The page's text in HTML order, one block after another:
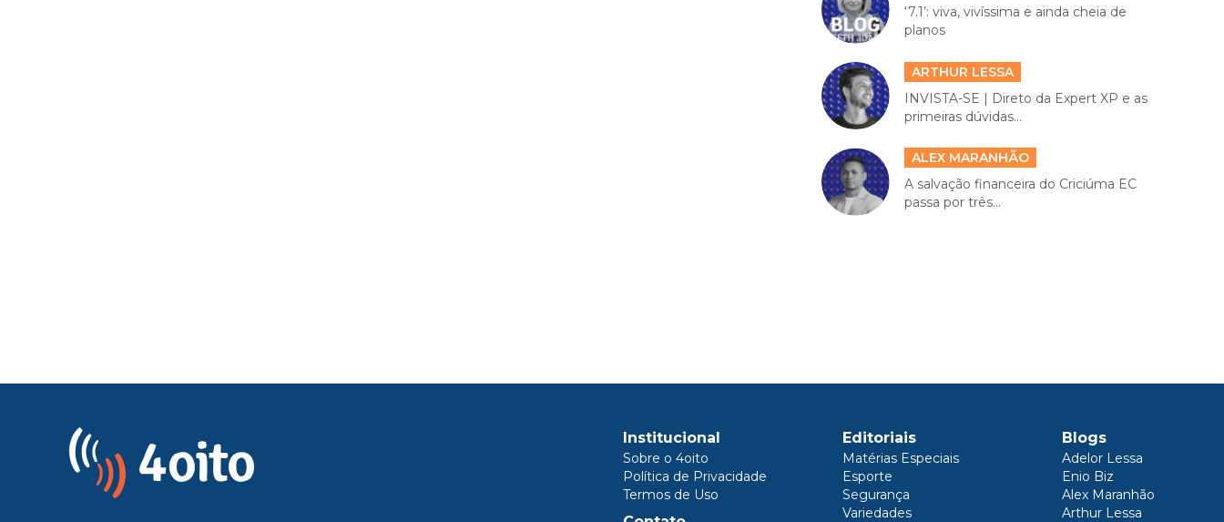
‘7.1’: viva, vivíssima e ainda cheia de
planos
ARTHUR LESSA
INVISTA-SE | Direto da Expert XP e as
primeiras dúvidas...
ALEX MARANHÃO
A salvação financeira do Criciúma EC
passa por três...
Institucional
Sobre o 4oito
Política de Privacidade
Termos de Uso
Editoriais
Matérias Especiais
Esporte
Segurança
Variedades
Blogs
Adelor Lessa
Enio Biz
Alex Maranhão
Arthur Lessa